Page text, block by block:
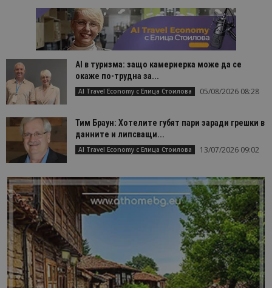
AI в туризма: защо камериерка може да се
окаже по-трудна за...
AI Travel Economy с Елица Стоилова 05/08/2026 08:28
Тим Браун: Хотелите губят пари заради грешки в
данните и липсващи...
AI Travel Economy с Елица Стоилова 13/07/2026 09:02